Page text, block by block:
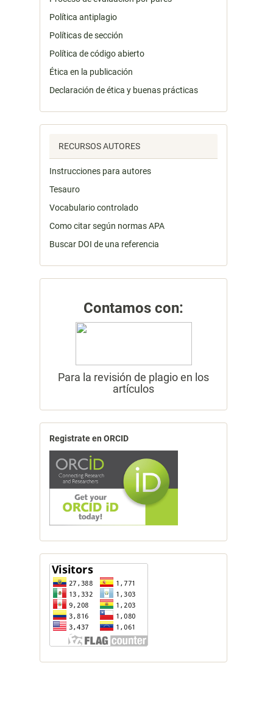
Política antiplagio
Políticas de sección
Política de código abierto
Ética en la publicación
Declaración de ética y buenas prácticas
RECURSOS AUTORES
Instrucciones para autores
Tesauro
Vocabulario controlado
Como citar según normas APA
Buscar DOI de una referencia
Contamos con:
Para la revisión de plagio en los
artículos
Registrate en ORCID